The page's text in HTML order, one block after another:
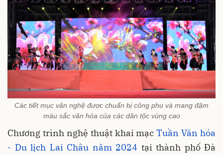
Các tiết mục văn nghệ được chuẩn bị công phu và mang đậm
màu sắc văn hóa của các dân tộc vùng cao
Chương trình nghệ thuật khai mạcTuần Văn hóa
- Du lịch Lai Châu năm 2024 tại thành phố Đà